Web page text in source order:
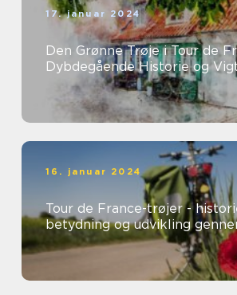
17. januar 2024
Den Grønne Trøje i Tour de
Dybdegående Historie og
16. januar 2024
Tour de France-trøjer -
betydning og udvikling